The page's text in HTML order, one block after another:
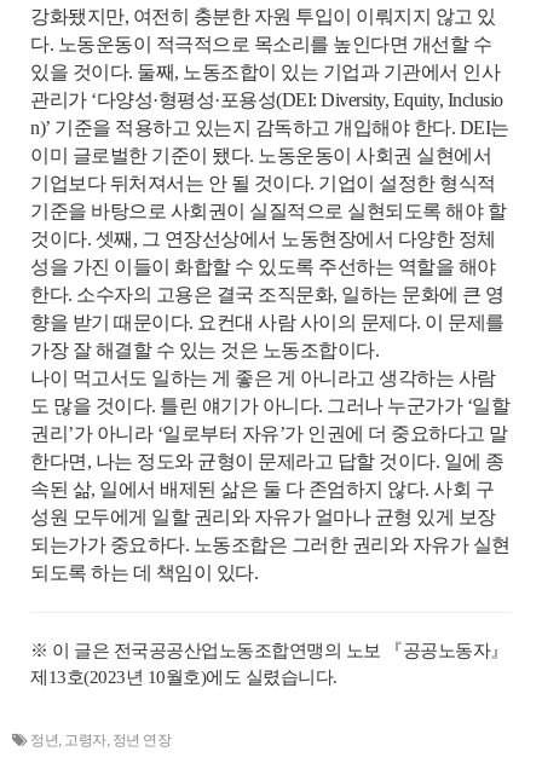
강화됐지만, 여전히 충분한 자원 투입이 이뤄지지 않고 있
다. 노동운동이 적극적으로 목소리를 높인다면 개선할 수
있을 것이다. 둘째, 노동조합이 있는 기업과 기관에서 인사
관리가 ‘다양성·형평성·포용성(DEI: Diversity, Equity, Inclusio
n)’ 기준을 적용하고 있는지 감독하고 개입해야 한다. DEI는
이미 글로벌한 기준이 됐다. 노동운동이 사회권 실현에서
기업보다 뒤처져서는 안 될 것이다. 기업이 설정한 형식적
기준을 바탕으로 사회권이 실질적으로 실현되도록 해야 할
것이다. 셋째, 그 연장선상에서 노동현장에서 다양한 정체
성을 가진 이들이 화합할 수 있도록 주선하는 역할을 해야
한다. 소수자의 고용은 결국 조직문화, 일하는 문화에 큰 영
향을 받기 때문이다. 요컨대 사람 사이의 문제다. 이 문제를
가장 잘 해결할 수 있는 것은 노동조합이다.
나이 먹고서도 일하는 게 좋은 게 아니라고 생각하는 사람
도 많을 것이다. 틀린 얘기가 아니다. 그러나 누군가가 ‘일할
권리’가 아니라 ‘일로부터 자유’가 인권에 더 중요하다고 말
한다면, 나는 정도와 균형이 문제라고 답할 것이다. 일에 종
속된 삶, 일에서 배제된 삶은 둘 다 존엄하지 않다. 사회 구
성원 모두에게 일할 권리와 자유가 얼마나 균형 있게 보장
되는가가 중요하다. 노동조합은 그러한 권리와 자유가 실현
되도록 하는 데 책임이 있다.
※ 이 글은 전국공공산업노동조합연맹의 노보 『공공노동자』
제13호(2023년 10월호)에도 실렸습니다.
정년, 고령자, 정년 연장